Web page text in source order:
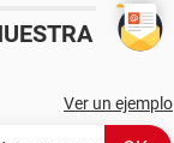
Ver un ejemplo